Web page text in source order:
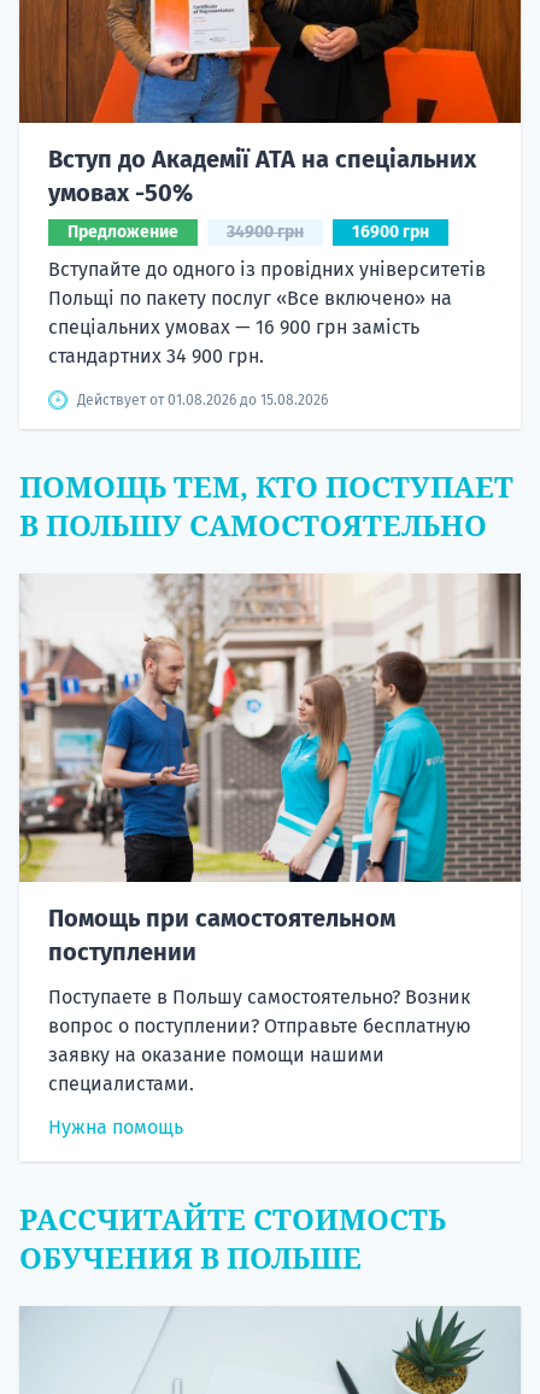
Вступ до Академії ATA на спеціальних
умовах -50%
Предложение 34900 грн 16900 грн
Вступайте до одного із провідних університетів
Польщі по пакету послуг «Все включено» на
спеціальних умовах — 16 900 грн замість
стандартних 34 900 грн.
Действует от 01.08.2026 до 15.08.2026
ПОМОЩЬ ТЕМ, КТО ПОСТУПАЕТ
В ПОЛЬШУ САМОСТОЯТЕЛЬНО
Помощь при самостоятельном
поступлении
Поступаете в Польшу самостоятельно? Возник
вопрос о поступлении? Отправьте бесплатную
заявку на оказание помощи нашими
специалистами.
Нужна помощь
РАССЧИТАЙТЕ СТОИМОСТЬ
ОБУЧЕНИЯ В ПОЛЬШЕ